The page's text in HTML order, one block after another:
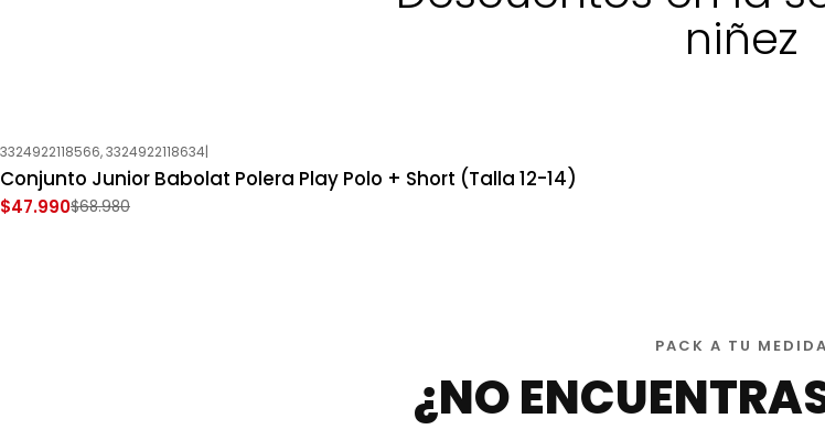
niñez
-30%OFF
Nuevo
3324922118566, 3324922118634|
Conjunto Junior Babolat Polera Play Polo + Short (Talla 12-14)
$47.990$68.980
PACK A TU MEDIDA
¿NO